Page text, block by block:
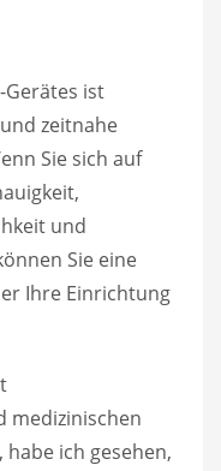
Gerätes ist
zeitnahe
Sie sich auf
und
Sie eine
Ihre Einrichtung
medizinischen
ich gesehen,